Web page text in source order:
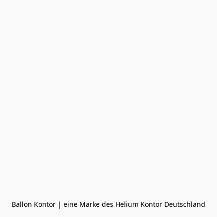
Ballon Kontor | eine Marke des Helium Kontor Deutschland